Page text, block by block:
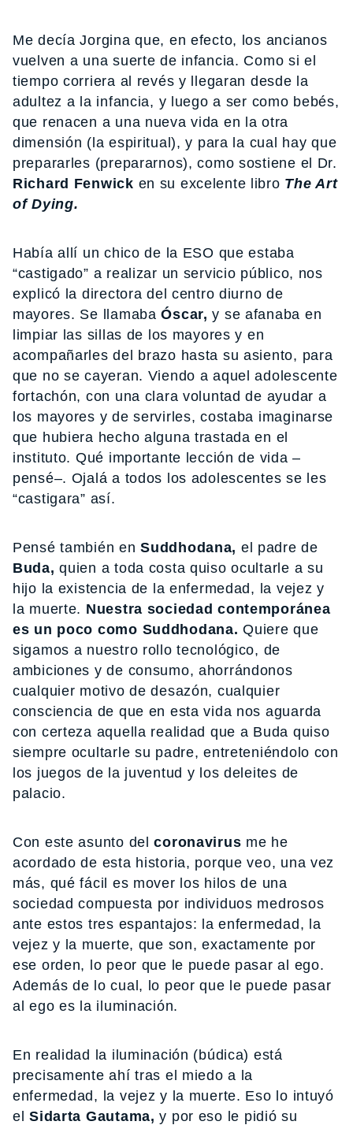
Me decía Jorgina que, en efecto, los ancianos
vuelven a una suerte de infancia. Como si el
tiempo corriera al revés y llegaran desde la
adultez a la infancia, y luego a ser como bebés,
que renacen a una nueva vida en la otra
dimensión (la espiritual), y para la cual hay que
prepararles (prepararnos), como sostiene el Dr.
Richard Fenwick en su excelente libro The Art
of Dying.
Había allí un chico de la ESO que estaba
“castigado” a realizar un servicio público, nos
explicó la directora del centro diurno de
mayores. Se llamabaÓscar, y se afanaba en
limpiar las sillas de los mayores y en
acompañarles del brazo hasta su asiento, para
que no se cayeran. Viendo a aquel adolescente
fortachón, con una clara voluntad de ayudar a
los mayores y de servirles, costaba imaginarse
que hubiera hecho alguna trastada en el
instituto. Qué importante lección de vida –
pensé–. Ojalá a todos los adolescentes se les
“castigara” así.
Pensé también enSuddhodana, el padre de
Buda, quien a toda costa quiso ocultarle a su
hijo la existencia de la enfermedad, la vejez y
la muerte. Nuestra sociedad contemporánea
es un poco como Suddhodana. Quiere que
sigamos a nuestro rollo tecnológico, de
ambiciones y de consumo, ahorrándonos
cualquier motivo de desazón, cualquier
consciencia de que en esta vida nos aguarda
con certeza aquella realidad que a Buda quiso
siempre ocultarle su padre, entreteniéndolo con
los juegos de la juventud y los deleites de
palacio.
Con este asunto delcoronavirus me he
acordado de esta historia, porque veo, una vez
más, qué fácil es mover los hilos de una
sociedad compuesta por individuos medrosos
ante estos tres espantajos: la enfermedad, la
vejez y la muerte, que son, exactamente por
ese orden, lo peor que le puede pasar al ego.
Además de lo cual, lo peor que le puede pasar
al ego es la iluminación.
En realidad la iluminación (búdica) está
precisamente ahí tras el miedo a la
enfermedad, la vejez y la muerte. Eso lo intuyó
elSidarta Gautama, y por eso le pidió su